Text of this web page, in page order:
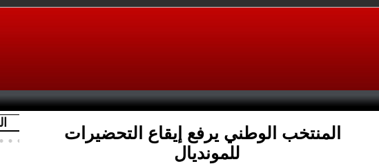
المنتخب الوطني يرفع إيقاع التحضيرات
للمونديال